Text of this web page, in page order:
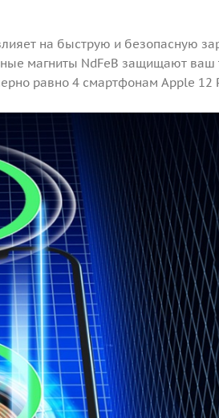
на быструю и безопасную
магниты NdFeB защищают ваш
равно 4 смартфонам Apple 12